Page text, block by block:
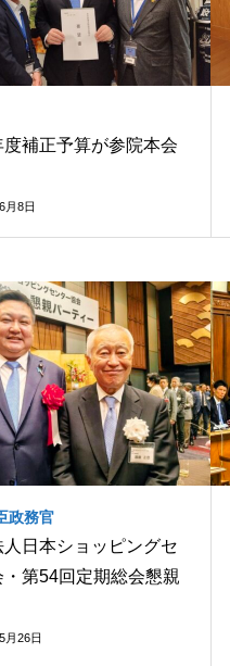
度補正予算が参院本会
月8日
政務官
日本ショッピングセ
・第54回定期総会懇親
月26日